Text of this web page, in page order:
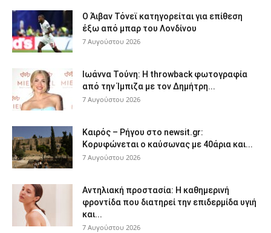
Ο Άιβαν Τόνεϊ κατηγορείται για επίθεση
έξω από μπαρ του Λονδίνου
7 Αυγούστου 2026
Ιωάννα Τούνη: Η throwback φωτογραφία
από την Ίμπιζα με τον Δημήτρη...
7 Αυγούστου 2026
Καιρός – Ρήγου στο newsit.gr:
Κορυφώνεται ο καύσωνας με 40άρια και...
7 Αυγούστου 2026
Αντηλιακή προστασία: Η καθημερινή
φροντίδα που διατηρεί την επιδερμίδα υγιή
και...
7 Αυγούστου 2026